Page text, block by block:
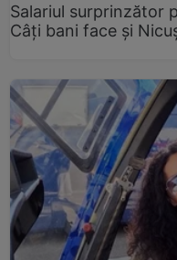
Salariul surprinzător
Câţi bani face şi